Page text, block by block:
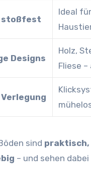
stoßfest
Ideal
Designs
Holz,
Fliese
sind
– und sehen